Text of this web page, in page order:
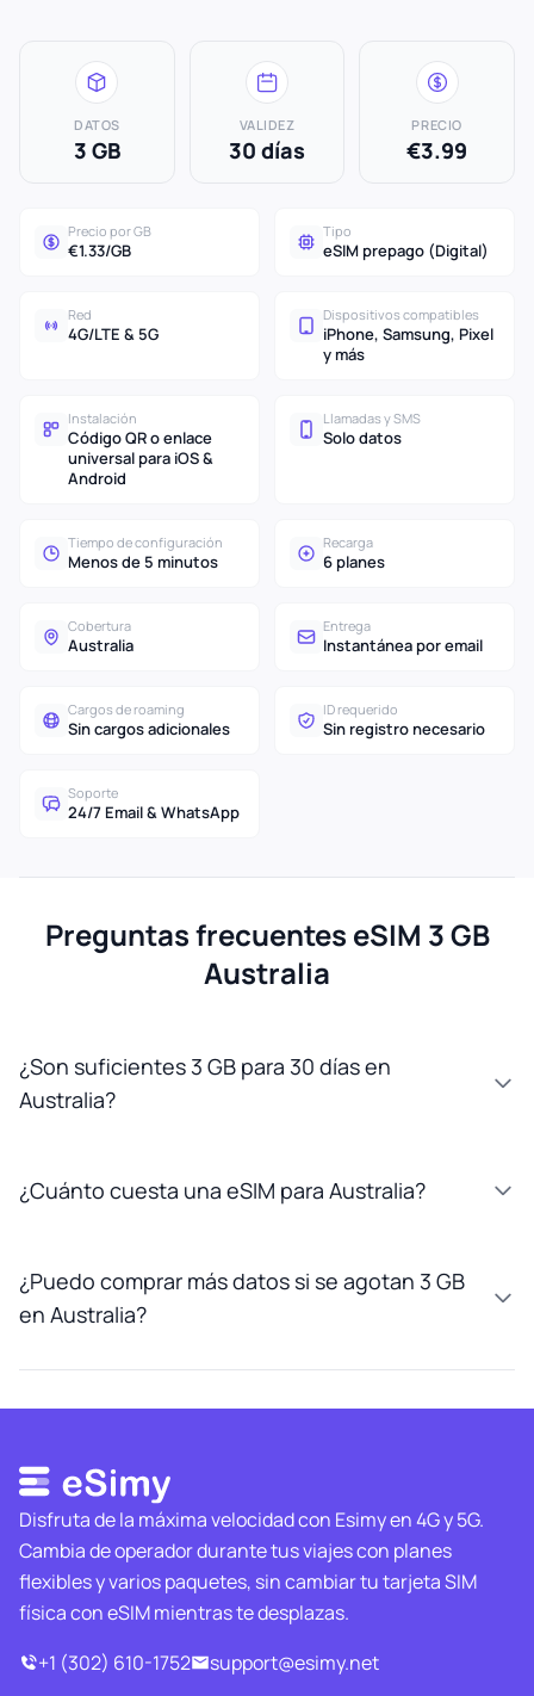
DATOS
3 GB
VALIDEZ
30 días
PRECIO
€3.99
Precio por GB
€1.33/GB
Tipo
eSIM prepago (Digital)
Red
4G/LTE & 5G
Dispositivos compatibles
iPhone, Samsung, Pixel
y más
Instalación
Código QR o enlace
universal para iOS &
Android
Llamadas y SMS
Solo datos
Tiempo de configuración
Menos de 5 minutos
Recarga
6 planes
Cobertura
Australia
Entrega
Instantánea por email
Cargos de roaming
Sin cargos adicionales
ID requerido
Sin registro necesario
Soporte
24/7 Email & WhatsApp
Preguntas frecuentes eSIM 3 GB
Australia
¿Son suficientes 3 GB para 30 días en
Australia?
¿Cuánto cuesta una eSIM para Australia?
¿Puedo comprar más datos si se agotan 3 GB
en Australia?
Disfruta de la máxima velocidad con Esimy en 4G y 5G.
Cambia de operador durante tus viajes con planes
flexibles y varios paquetes, sin cambiar tu tarjeta SIM
física con eSIM mientras te desplazas.
+1 (302) 610-1752
support@esimy.net